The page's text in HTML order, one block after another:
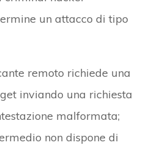
un attacco di tipo
remoto richiede una
inviando una richiesta
malformata;
non dispone di